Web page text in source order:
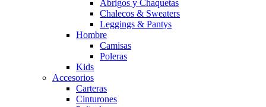
Abrigos y Chaquetas
Chalecos & Sweaters
Leggings & Pantys
Hombre
Camisas
Poleras
Kids
Accesorios
Carteras
Cinturones